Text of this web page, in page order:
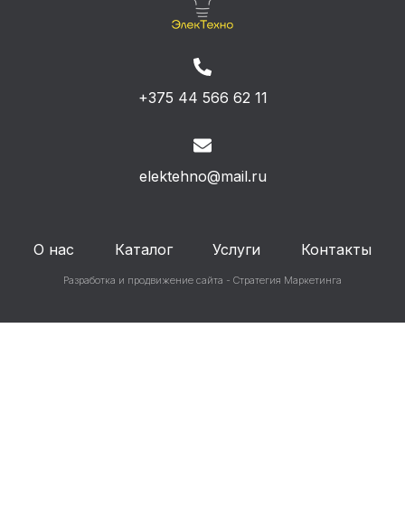
+375 44 566 62 11
elektehno@mail.ru
О нас Каталог Услуги Контакты
Разработка и продвижение сайта - Стратегия Маркетинга